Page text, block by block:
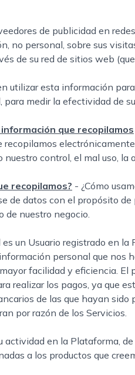
de publicidad en
no personal, sobre sus
de su red de sitios web
utilizar esta información
medir la efectividad de
que recopilamos
control, el mal uso, la
recopilamos? - ¿Cómo
de datos con el propósito
de nuestro negocio.
un Usuario registrado en
personal que
facilidad y eficiencia.
realizar los pagos, ya que
de las que hayan sido
por razón de los Servicios.
actividad en la Plataforma,
a los productos que